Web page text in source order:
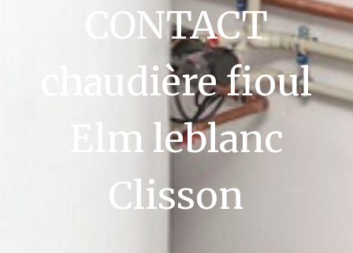
CONTACT
chaudière fioul
Elm leblanc
Clisson